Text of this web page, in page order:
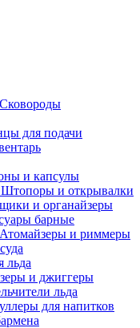
Сковороды
для подачи
и капсулы
Штопоры и открывалки
и органайзеры
барные
Атомайзеры и риммеры
льда
и джиггеры
льда
для напитков